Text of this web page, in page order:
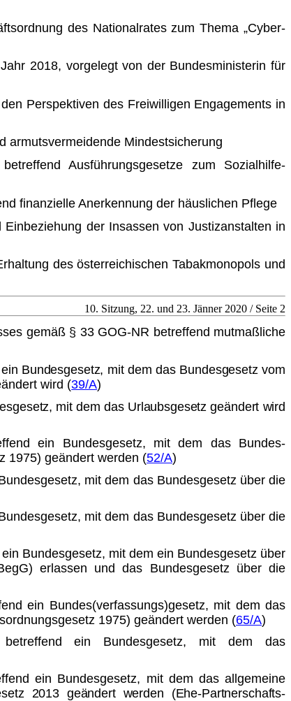
des Nationalrates zum Thema „Cyber-
2018, vorgelegt von der Bundesministerin für
Perspektiven des Freiwilligen Engagements in
armutsvermeidende Mindestsicherung
Ausführungsgesetze zum Sozialhilfe-
finanzielle Anerkennung der häuslichen Pflege
der Insassen von Justizanstalten in
des österreichischen Tabakmonopols und
10. Sitzung, 22. und 23. Jänner 2020 / Seite 2
gemäß § 33 GOG-NR betreffend mutmaßliche
Bundesgesetz, mit dem das Bundesgesetz vom
wird (39/A)
mit dem das Urlaubsgesetz geändert wird
ein Bundesgesetz, mit dem das Bundes-
1975) geändert werden (52/A)
mit dem das Bundesgesetz über die
mit dem das Bundesgesetz über die
Bundesgesetz, mit dem ein Bundesgesetz über
erlassen und das Bundesgesetz über die
ein Bundes(verfassungs)gesetz, mit dem das
1975) geändert werden (65/A)
ein Bundesgesetz, mit dem das
ein Bundesgesetz, mit dem das allgemeine
2013 geändert werden (Ehe-Partnerschafts-